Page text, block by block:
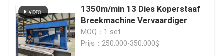
1350m/min 13 Dies Koperstaaf
Breekmachine Vervaardiger
MOQ：1 set
Prijs：250,000-350,000$